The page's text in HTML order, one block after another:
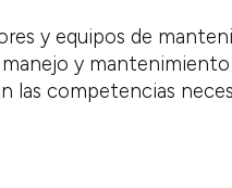
y equipos de
y mantenimiento
las competencias